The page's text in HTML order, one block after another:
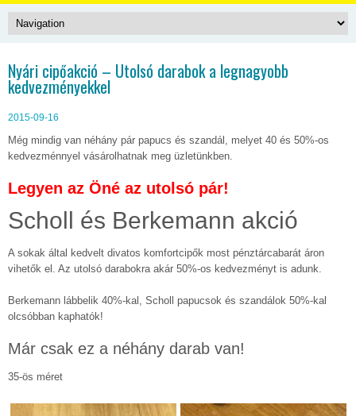
Nyári cipőakció – Utolsó darabok a legnagyobb
kedvezményekkel
2015-09-16
Még mindig van néhány pár papucs és szandál, melyet 40 és 50%-os
kedvezménnyel vásárolhatnak meg üzletünkben.
Legyen az Öné az utolsó pár!
Scholl és Berkemann akció
A sokak által kedvelt divatos komfortcipők most pénztárcabarát áron
vihetők el. Az utolsó darabokra akár 50%-os kedvezményt is adunk.
Berkemann lábbelik 40%-kal, Scholl papucsok és szandálok 50%-kal
olcsóbban kaphatók!
Már csak ez a néhány darab van!
35-ös méret